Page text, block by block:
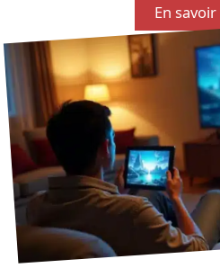
En